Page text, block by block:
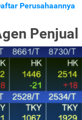
Perusahaannya